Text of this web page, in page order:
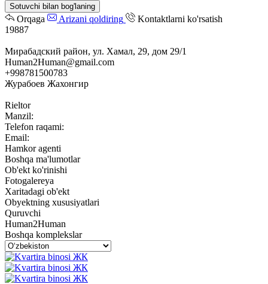
Sotuvchi bilan bog'laning
Orqaga Arizani qoldiring
Kontaktlarni ko'rsatish
19887
Мирабадский район, ул. Хамал, 29, дом 29/1
Human2Human@gmail.com
+998781500783
Журабоев Жахонгир
Rieltor
Manzil:
Telefon raqami:
Email:
Hamkor agenti
Boshqa ma'lumotlar
Ob'ekt ko'rinishi
Fotogalereya
Xaritadagi ob'ekt
Obyektning xususiyatlari
Quruvchi
Human2Human
Boshqa komplekslar